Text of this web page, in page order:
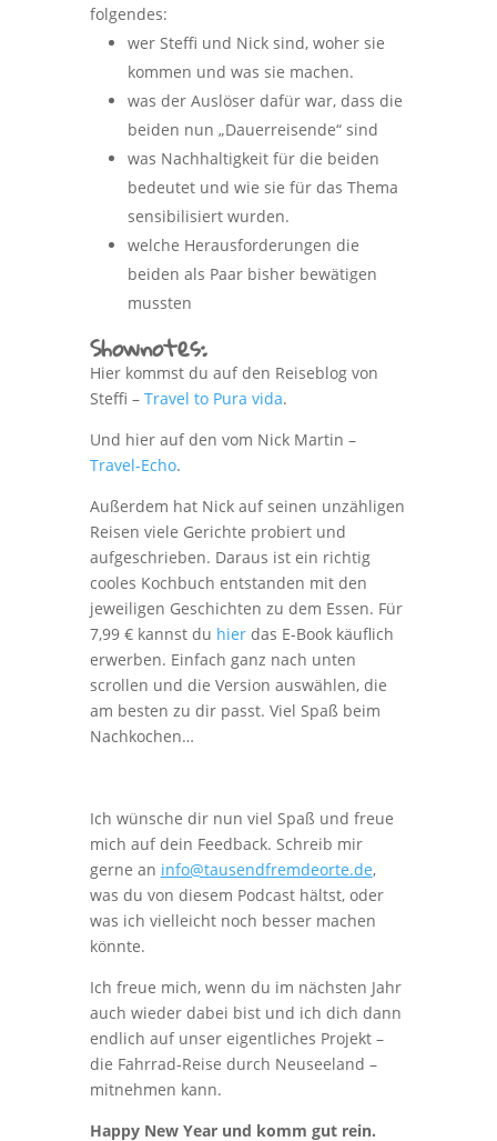
folgendes:
wer Steffi und Nick sind, woher sie
kommen und was sie machen.
was der Auslöser dafür war, dass die
beiden nun „Dauerreisende“ sind
was Nachhaltigkeit für die beiden
bedeutet und wie sie für das Thema
sensibilisiert wurden.
welche Herausforderungen die
beiden als Paar bisher bewätigen
mussten
Shownotes:
Hier kommst du auf den Reiseblog von
Steffi – Travel to Pura vida.
Und hier auf den vom Nick Martin –
Travel-Echo.
Außerdem hat Nick auf seinen unzähligen
Reisen viele Gerichte probiert und
aufgeschrieben. Daraus ist ein richtig
cooles Kochbuch entstanden mit den
jeweiligen Geschichten zu dem Essen. Für
7,99 € kannst du hierdas E-Book käuflich
erwerben. Einfach ganz nach unten
scrollen und die Version auswählen, die
am besten zu dir passt. Viel Spaß beim
Nachkochen…
Ich wünsche dir nun viel Spaß und freue
mich auf dein Feedback. Schreib mir
gerne an info@tausendfremdeorte.de,
was du von diesem Podcast hältst, oder
was ich vielleicht noch besser machen
könnte.
Ich freue mich, wenn du im nächsten Jahr
auch wieder dabei bist und ich dich dann
endlich auf unser eigentliches Projekt –
die Fahrrad-Reise durch Neuseeland –
mitnehmen kann.
Happy New Year und komm gut rein.